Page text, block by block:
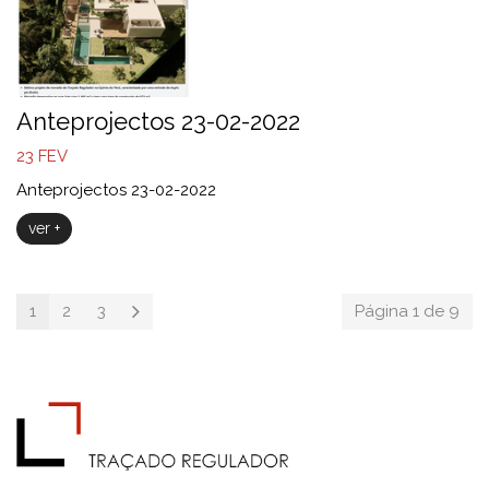
Anteprojectos 23-02-2022
23 FEV
Anteprojectos 23-02-2022
ver +
1 2 3 Página 1 de 9